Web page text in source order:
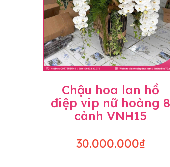
Chậu hoa lan hồ
điệp vip nữ hoàng 8
cành VNH15
30.000.000₫